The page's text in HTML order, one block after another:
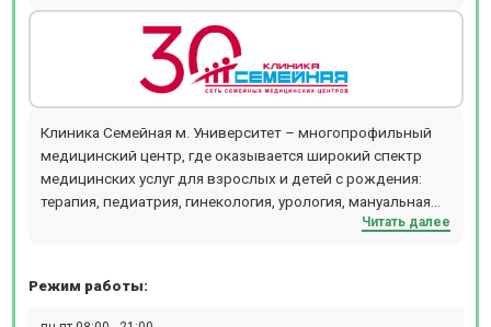
Клиника Семейная м. Университет – многопрофильный
медицинский центр, где оказывается широкий спектр
медицинских услуг для взрослых и детей с рождения:
терапия, педиатрия, гинекология, урология, мануальная
терапия, дерматология и косметология, проктология,
физиотерапия и т.д. Особенностью учреждения является
Читать далее
Режим работы: